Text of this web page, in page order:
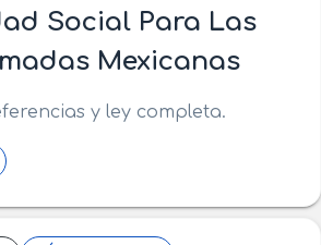
Social Para Las
Mexicanas
y ley completa.